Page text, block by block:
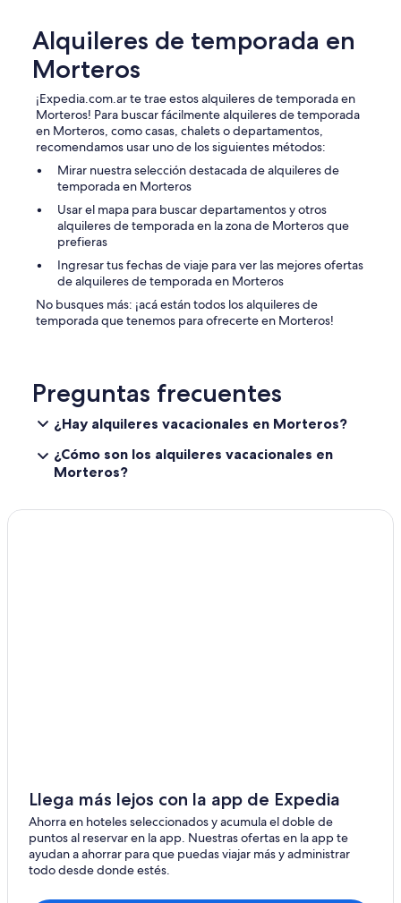
Alquileres de temporada en
Morteros
¡Expedia.com.ar te trae estos alquileres de temporada en
Morteros! Para buscar fácilmente alquileres de temporada
en Morteros, como casas, chalets o departamentos,
recomendamos usar uno de los siguientes métodos:
Mirar nuestra selección destacada de alquileres de
temporada en Morteros
Usar el mapa para buscar departamentos y otros
alquileres de temporada en la zona de Morteros que
prefieras
Ingresar tus fechas de viaje para ver las mejores ofertas
de alquileres de temporada en Morteros
No busques más: ¡acá están todos los alquileres de
temporada que tenemos para ofrecerte en Morteros!
Preguntas frecuentes
¿Hay alquileres vacacionales en Morteros?
¿Cómo son los alquileres vacacionales en
Morteros?
Llega más lejos con la app de Expedia
Ahorra en hoteles seleccionados y acumula el doble de
puntos al reservar en la app. Nuestras ofertas en la app te
ayudan a ahorrar para que puedas viajar más y administrar
todo desde donde estés.